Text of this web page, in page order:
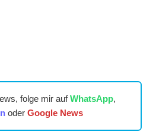
folge mir aufWhatsApp,
oder Google News